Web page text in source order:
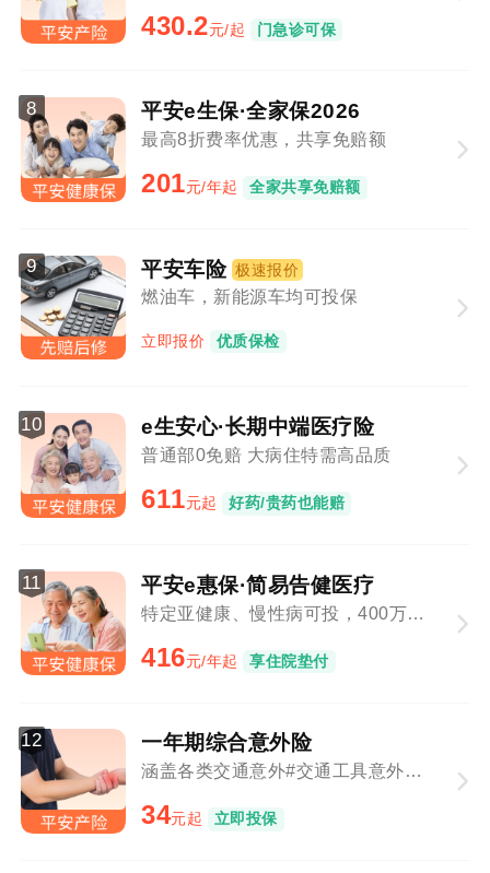
430.2元/起 门急诊可保
8 平安e生保·全家保2026
最高8折费率优惠，共享免赔额
201元/年起 全家共享免赔额
9 平安车险 极速报价
燃油车，新能源车均可投保
立即报价 优质保检
10 e生安心·长期中端医疗险
普通部0免赔 大病住特需高品质
611元起 好药/贵药也能赔
11 平安e惠保·简易告健医疗
特定亚健康、慢性病可投，400万保障总额
416元/年起 享住院垫付
12 一年期综合意外险
涵盖各类交通意外#交通工具意外与意外事故叠加赔付
34元起 立即投保